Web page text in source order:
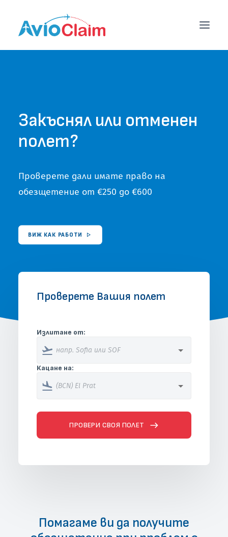
ЦЕНИ
ЕКИП
КОНТАКТИ
ЧЗВ
Закъснял или отменен
полет?
Проверете дали имате право на
обезщетение от €250 до €600
ВИЖ КАК РАБОТИ
Проверете Вашия полет
Излитане от:
Кацане на:
ПРОВЕРИ СВОЯ ПОЛЕТ
Помагаме ви да получите